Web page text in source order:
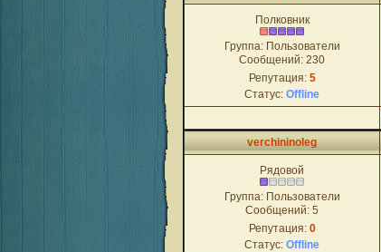
Полковник
Группа: Пользователи
Сообщений: 230
Репутация: 5
Статус: Offline
verchininoleg
Рядовой
Группа: Пользователи
Сообщений: 5
Репутация: 0
Статус: Offline